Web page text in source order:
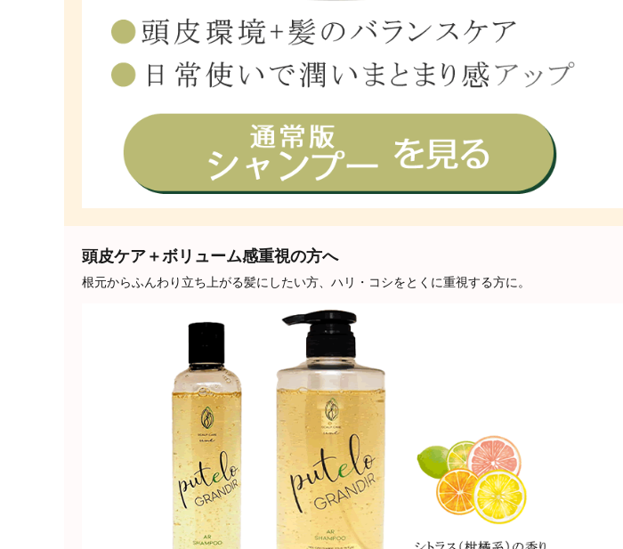
頭皮ケア＋ボリューム感重視の方へ
根元からふんわり立ち上がる髪にしたい方、ハリ・コシをとくに重視する方に。